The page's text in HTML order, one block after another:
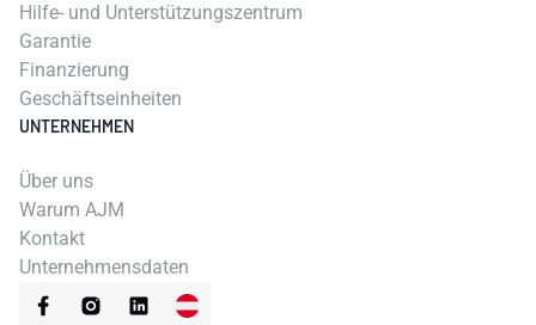
Hilfe- und Unterstützungszentrum
Garantie
Finanzierung
Geschäftseinheiten
UNTERNEHMEN
Über uns
Warum AJM
Kontakt
Unternehmensdaten